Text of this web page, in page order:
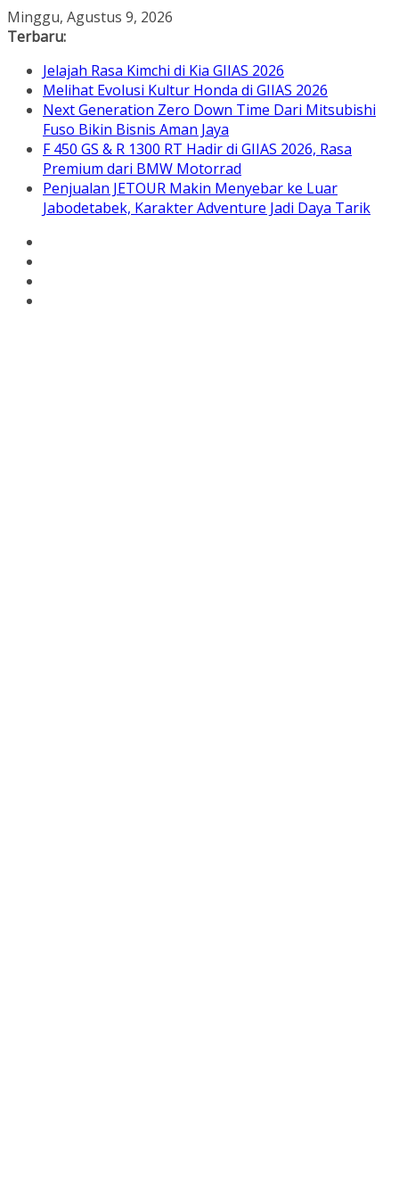
Skip
to
Minggu, Agustus 9, 2026
Terbaru:
Jelajah Rasa Kimchi di Kia GIIAS 2026
Melihat Evolusi Kultur Honda di GIIAS 2026
Next Generation Zero Down Time Dari Mitsubishi
Fuso Bikin Bisnis Aman Jaya
F 450 GS & R 1300 RT Hadir di GIIAS 2026, Rasa
Premium dari BMW Motorrad
Penjualan JETOUR Makin Menyebar ke Luar
Jabodetabek, Karakter Adventure Jadi Daya Tarik